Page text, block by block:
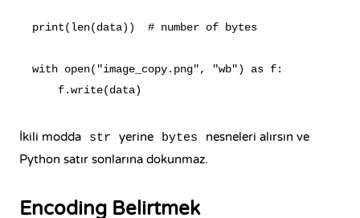
print(len(data))  # number of bytes
with open("image_copy.png", "wb") as f:
İkili modda str yerine bytes
nesneleri alırsın ve
Python satır sonlarına dokunmaz.
Encoding Belirtmek